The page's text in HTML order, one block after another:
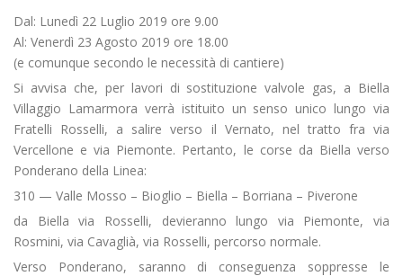
Dal: Lunedì 22 Luglio 2019 ore 9.00
Al: Venerdì 23 Agosto 2019 ore 18.00
(e comunque secondo le necessità di cantiere)
Si avvisa che, per lavori di sostituzione valvole gas, a Biella
Villaggio Lamarmora verrà istituito un senso unico lungo via
Fratelli Rosselli, a salire verso il Vernato, nel tratto fra via
Vercellone e via Piemonte. Pertanto, le corse da Biella verso
Ponderano della Linea:
310 — Valle Mosso – Bioglio – Biella – Borriana – Piverone
da Biella via Rosselli, devieranno lungo via Piemonte, via
Rosmini, via Cavaglià, via Rosselli, percorso normale.
Verso Ponderano, saranno di conseguenza soppresse le